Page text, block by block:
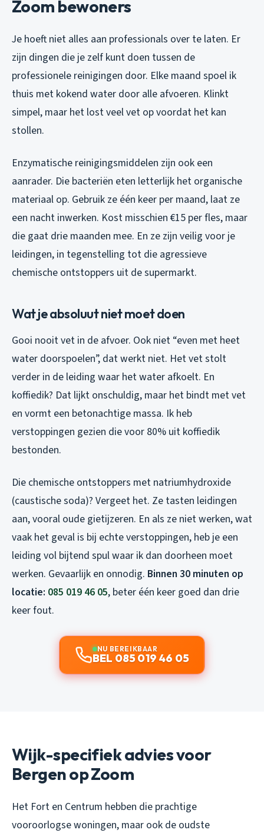
Zoom bewoners
Je hoeft niet alles aan professionals over te laten. Er
zijn dingen die je zelf kunt doen tussen de
professionele reinigingen door. Elke maand spoel ik
thuis met kokend water door alle afvoeren. Klinkt
simpel, maar het lost veel vet op voordat het kan
stollen.
Enzymatische reinigingsmiddelen zijn ook een
aanrader. Die bacteriën eten letterlijk het organische
materiaal op. Gebruik ze één keer per maand, laat ze
een nacht inwerken. Kost misschien €15 per fles, maar
die gaat drie maanden mee. En ze zijn veilig voor je
leidingen, in tegenstelling tot die agressieve
chemische ontstoppers uit de supermarkt.
Wat je absoluut niet moet doen
Gooi nooit vet in de afvoer. Ook niet “even met heet
water doorspoelen”, dat werkt niet. Het vet stolt
verder in de leiding waar het water afkoelt. En
koffiedik? Dat lijkt onschuldig, maar het bindt met vet
en vormt een betonachtige massa. Ik heb
verstoppingen gezien die voor 80% uit koffiedik
bestonden.
Die chemische ontstoppers met natriumhydroxide
(caustische soda)? Vergeet het. Ze tasten leidingen
aan, vooral oude gietijzeren. En als ze niet werken, wat
vaak het geval is bij echte verstoppingen, heb je een
leiding vol bijtend spul waar ik dan doorheen moet
werken. Gevaarlijk en onnodig. Binnen 30 minuten op
locatie: 085 019 46 05, beter één keer goed dan drie
keer fout.
NU BEREIKBAAR
BEL 085 019 46 05
Wijk-specifiek advies voor
Bergen op Zoom
Het Fort en Centrum hebben die prachtige
vooroorlogse woningen, maar ook de oudste